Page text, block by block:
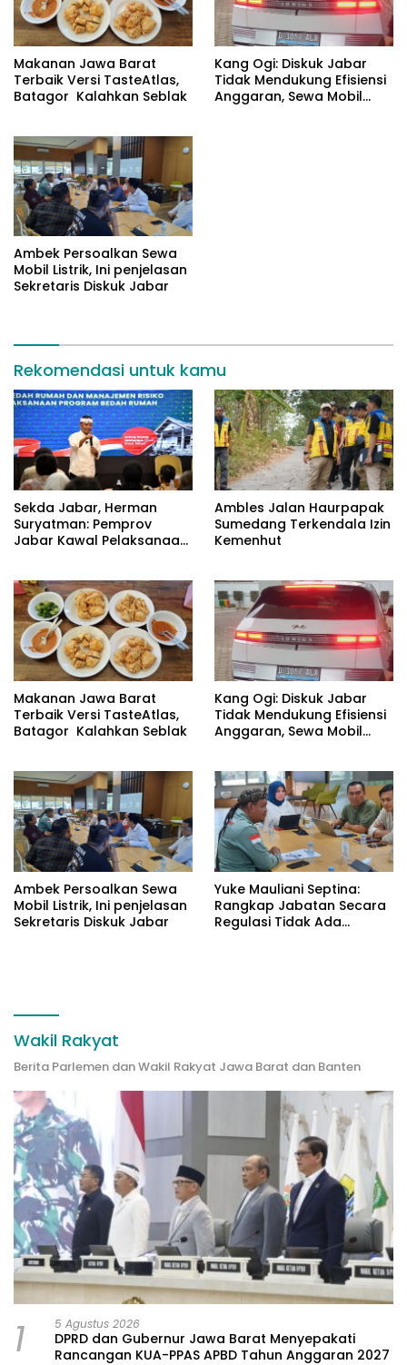
Makanan Jawa Barat
Terbaik Versi TasteAtlas,
Batagor Kalahkan Seblak
Kang Ogi: Diskuk Jabar
Tidak Mendukung Efisiensi
Anggaran, Sewa Mobil
Ambek Persoalkan Sewa
Mobil Listrik, Ini penjelasan
Sekretaris Diskuk Jabar
Rekomendasi untuk kamu
Sekda Jabar, Herman
Suryatman: Pemprov
Jabar Kawal Pelaksanaan
Ambles Jalan Haurpapak
Sumedang Terkendala Izin
Kemenhut
Makanan Jawa Barat
Terbaik Versi TasteAtlas,
Batagor Kalahkan Seblak
Kang Ogi: Diskuk Jabar
Tidak Mendukung Efisiensi
Anggaran, Sewa Mobil
Ambek Persoalkan Sewa
Mobil Listrik, Ini penjelasan
Sekretaris Diskuk Jabar
Yuke Mauliani Septina:
Rangkap Jabatan Secara
Regulasi Tidak Ada
Wakil Rakyat
Berita Parlemen dan Wakil Rakyat Jawa Barat dan Banten
1 5 Agustus 2026
DPRD dan Gubernur Jawa Barat Menyepakati
Rancangan KUA-PPAS APBD Tahun Anggaran 2027